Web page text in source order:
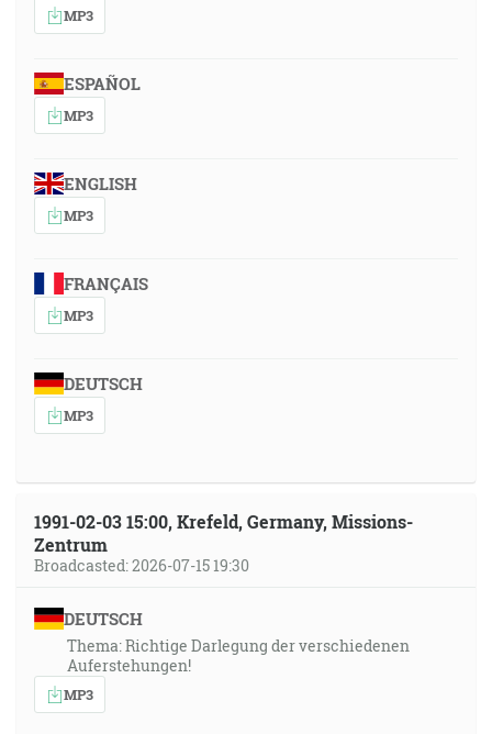
MP3
ESPAÑOL
MP3
ENGLISH
MP3
FRANÇAIS
MP3
DEUTSCH
MP3
1991-02-03 15:00, Krefeld, Germany, Missions-
Zentrum
Broadcasted: 2026-07-15 19:30
DEUTSCH
Thema: Richtige Darlegung der verschiedenen
Auferstehungen!
MP3